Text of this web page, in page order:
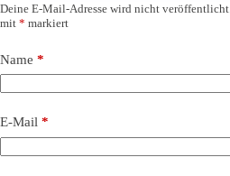
Deine E-Mail-Adresse wird nicht veröffentlicht.
mit * markiert
Name *
E-Mail *